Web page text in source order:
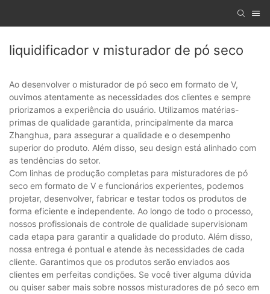
liquidificador v misturador de pó seco
Ao desenvolver o misturador de pó seco em formato de V,
ouvimos atentamente as necessidades dos clientes e sempre
priorizamos a experiência do usuário. Utilizamos matérias-
primas de qualidade garantida, principalmente da marca
Zhanghua, para assegurar a qualidade e o desempenho
superior do produto. Além disso, seu design está alinhado com
as tendências do setor.
Com linhas de produção completas para misturadores de pó
seco em formato de V e funcionários experientes, podemos
projetar, desenvolver, fabricar e testar todos os produtos de
forma eficiente e independente. Ao longo de todo o processo,
nossos profissionais de controle de qualidade supervisionam
cada etapa para garantir a qualidade do produto. Além disso,
nossa entrega é pontual e atende às necessidades de cada
cliente. Garantimos que os produtos serão enviados aos
clientes em perfeitas condições. Se você tiver alguma dúvida
ou quiser saber mais sobre nossos misturadores de pó seco em